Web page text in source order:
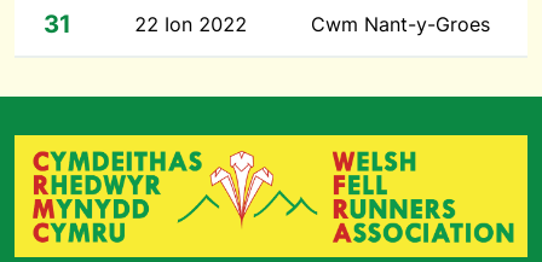
31 22 Ion 2022 Cwm Nant-y-Groes